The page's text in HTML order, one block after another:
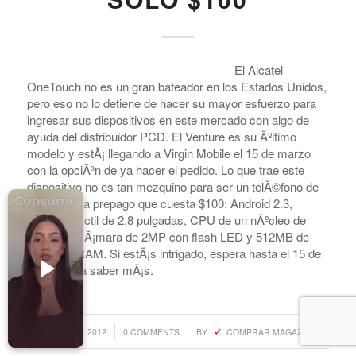
ONETOUCH VENTURE,
QUE PUEDE SER TUYO
EL 15 DE MARZO POR
SOLO $100
El Alcatel
OneTouch no es un gran bateador en los Estados Unidos,
pero eso no lo detiene de hacer su mayor esfuerzo para
ingresar sus dispositivos en este mercado con algo de
ayuda del distribuidor PCD. El Venture es su Ãºltimo
modelo y estÃ¡ llegando a Virgin Mobile el 15 de marzo
con la opciÃ³n de ya hacer el pedido. Lo que trae este
dispositivo no es tan mezquino para ser un telÃ©fono de
mensajerÃ­a prepago que cuesta $100: Android 2.3,
pantalla tÃ¡ctil de 2.8 pulgadas, CPU de un nÃºcleo de
600MHz, cÃ¡mara de 2MP con flash LED y 512MB de
Accesorios para Celulares
Tecnologia Ponible
Entretenimiento en casa: TV, Flujo de medios
Realidad Virtual
Videojuegos
Reciba Ofertas
© Copyright - Comprar Magazine | website & SEO by
Terms & Condition Advertise